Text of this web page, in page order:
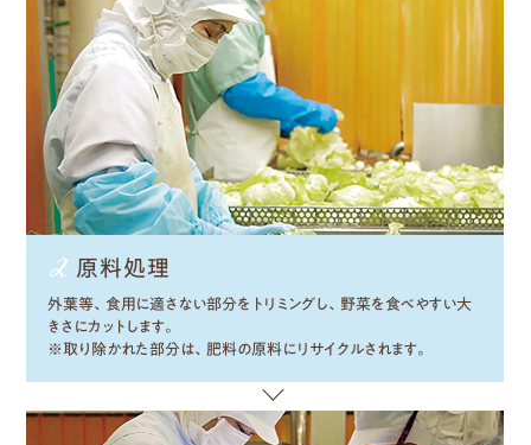
原料処理
外葉等、食用に適さない部分をトリミングし、野菜を食べやすい大
きさにカットします。
※取り除かれた部分は、肥料の原料にリサイクルされます。